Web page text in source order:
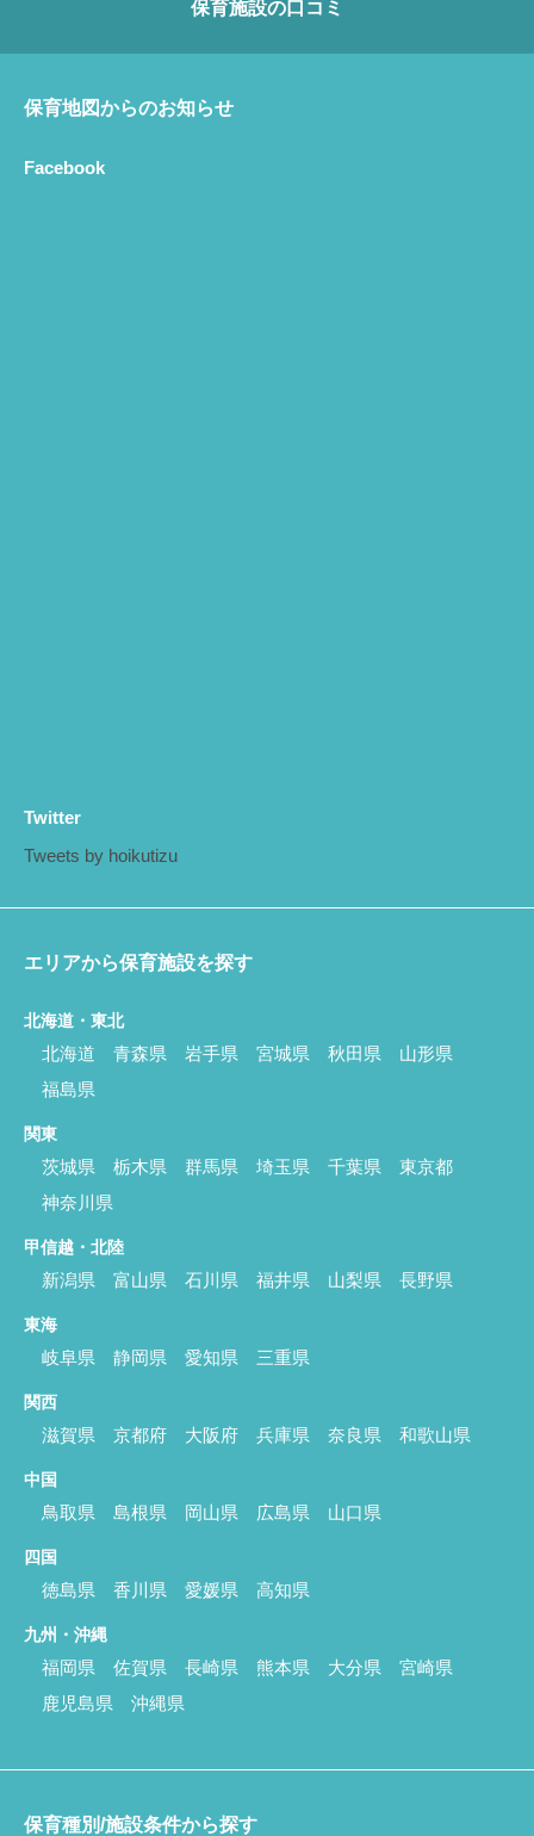
保育施設の口コミ
保育地図からのお知らせ
Facebook
Twitter
Tweets by hoikutizu
エリアから保育施設を探す
北海道・東北
北海道 青森県 岩手県 宮城県 秋田県
山形県
福島県
関東
茨城県 栃木県 群馬県 埼玉県 千葉県
東京都
神奈川県
甲信越・北陸
新潟県 富山県 石川県 福井県 山梨県 長野県
東海
岐阜県 静岡県 愛知県 三重県
関西
滋賀県 京都府 大阪府 兵庫県 奈良県 和歌山県
中国
鳥取県 島根県 岡山県 広島県 山口県
四国
徳島県 香川県 愛媛県 高知県
九州・沖縄
福岡県 佐賀県 長崎県 熊本県 大分県
宮崎県
鹿児島県
沖縄県
保育種別/施設条件から探す